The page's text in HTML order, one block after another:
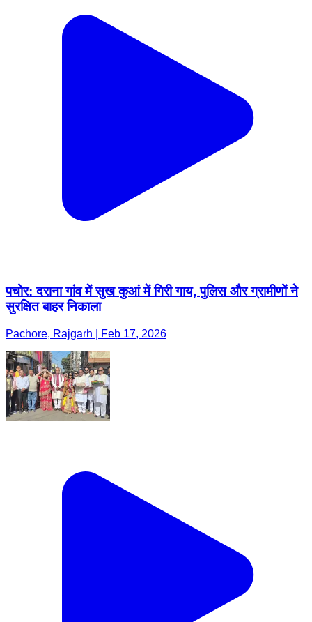
पचोर: दराना गांव में सुख कुआं में गिरी गाय, पुलिस और ग्रामीणों ने
सुरक्षित बाहर निकाला
Pachore, Rajgarh | Feb 17, 2026